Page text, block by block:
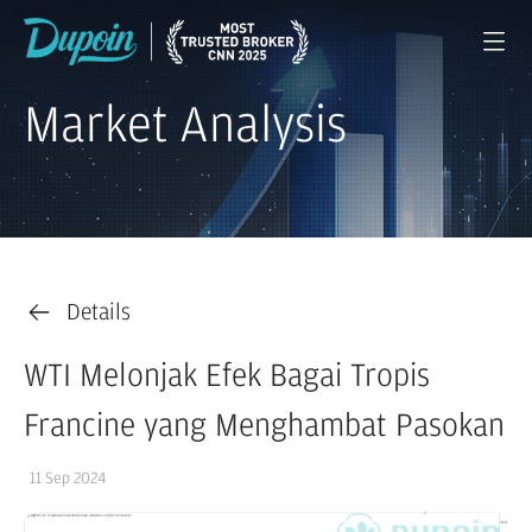
Market Analysis
Details
WTI Melonjak Efek Bagai Tropis
Francine yang Menghambat Pasokan
11 Sep 2024